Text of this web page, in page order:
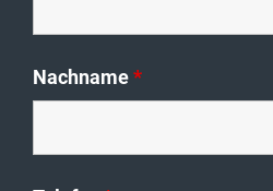
Nachname*